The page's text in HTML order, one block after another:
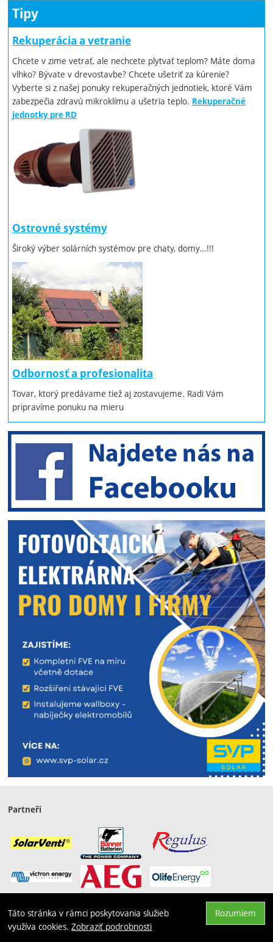
Táto stránka v rámci poskytovania služieb
využíva cookies.Zobraziť podrobnosti
Rozumiem
Tipy
Rekuperácia a vetranie
Chcete v zime vetrať, ale nechcete plytvať teplom? Máte doma
vlhko? Bývate v drevostavbe? Chcete ušetriť za kúrenie?
Vyberte si z našej ponuky rekuperačných jednotiek, ktoré Vám
zabezpečia zdravú mikroklímu a ušetria teplo. Rekuperačné
jednotky pre RD
Ostrovné systémy
Široký výber solárních systémov pre chaty, domy…!!!
Odbornosť a profesionalita
Tovar, ktorý predávame tiež aj zostavujeme. Radi Vám
pripravíme ponuku na mieru
Partneři
Hore